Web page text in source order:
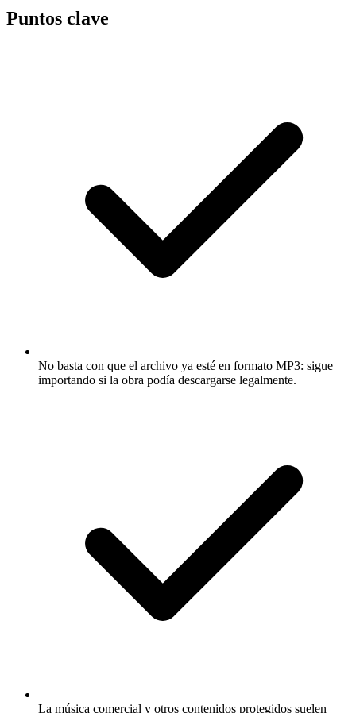
Puntos clave
No basta con que el archivo ya esté en formato MP3: sigue
importando si la obra podía descargarse legalmente.
La música comercial y otros contenidos protegidos suelen